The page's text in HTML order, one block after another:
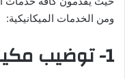
ومن الخدمات الميكانيكية:
1- توضيب مكينة دودج